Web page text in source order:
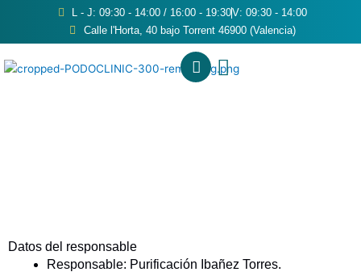
contenido
L - J: 09:30 - 14:00 / 16:00 - 19:30V: 09:30 - 14:00
Calle l'Horta, 40 bajo Torrent 46900 (Valencia)
Datos del responsable
Responsable: Purificación Ibañez Torres.